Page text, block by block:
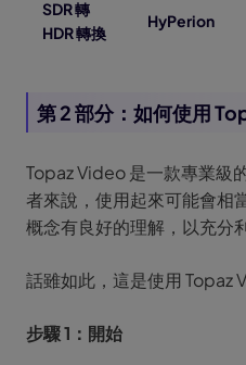
SDR 轉
HDR 轉換
HyPerion
第 2 部分：如何使用
Topaz Video 是一款專業級
者來說，使用起來可能會相
概念有良好的理解，以充分
話雖如此，這是使用 Topaz
步驟 1：開始